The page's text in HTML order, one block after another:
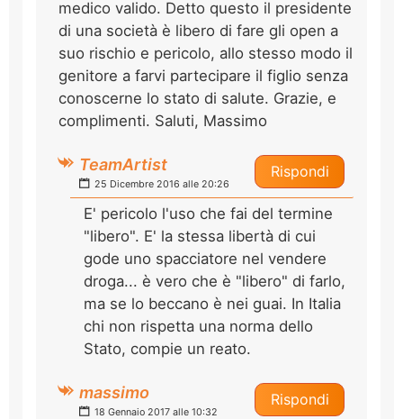
medico valido. Detto questo il presidente
di una società è libero di fare gli open a
suo rischio e pericolo, allo stesso modo il
genitore a farvi partecipare il figlio senza
conoscerne lo stato di salute. Grazie, e
complimenti. Saluti, Massimo
Rispondi
TeamArtist
25 Dicembre 2016 alle 20:26
E' pericolo l'uso che fai del termine
"libero". E' la stessa libertà di cui
gode uno spacciatore nel vendere
droga... è vero che è "libero" di farlo,
ma se lo beccano è nei guai. In Italia
chi non rispetta una norma dello
Stato, compie un reato.
Rispondi
massimo
18 Gennaio 2017 alle 10:32